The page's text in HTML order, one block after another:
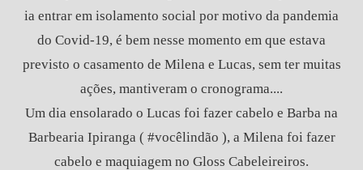
ia entrar em isolamento social por motivo da pandemia
do Covid-19, é bem nesse momento em que estava
previsto o casamento de Milena e Lucas, sem ter muitas
ações, mantiveram o cronograma....
Um dia ensolarado o Lucas foi fazer cabelo e Barba na
Barbearia Ipiranga ( #vocêlindão ), a Milena foi fazer
cabelo e maquiagem no Gloss Cabeleireiros.